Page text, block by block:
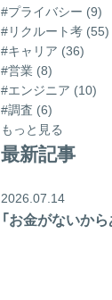
#プライバシー (9)
#リクルート考 (55)
#キャリア (36)
#営業 (8)
#エンジニア (10)
#調査 (6)
もっと見る
最新記事
2026.07.14
「お金がないか